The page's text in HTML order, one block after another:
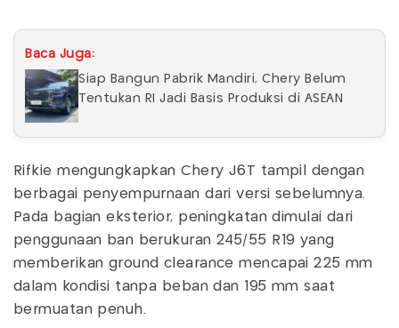
Baca Juga:
Siap Bangun Pabrik Mandiri, Chery Belum
Tentukan RI Jadi Basis Produksi di ASEAN
Rifkie mengungkapkan Chery J6T tampil dengan
berbagai penyempurnaan dari versi sebelumnya.
Pada bagian eksterior, peningkatan dimulai dari
penggunaan ban berukuran 245/55 R19 yang
memberikan ground clearance mencapai 225 mm
dalam kondisi tanpa beban dan 195 mm saat
bermuatan penuh.